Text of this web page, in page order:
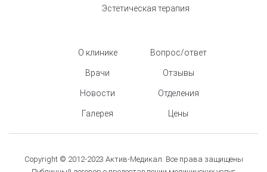
Эстетическая терапия
О клинике
Врачи
Новости
Галерея
Вопрос/ответ
Отзывы
Отделения
Цены
Copyright © 2012-2023 Актив-Медикал. Все права защищены